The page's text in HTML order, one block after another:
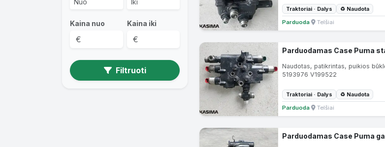
Kaina nuo Kaina iki
Filtruoti
Traktoriai · Dalys
♻ Naudota
Parduoda· Telšiai
Parduodamas Case Puma
Naudotas, patikrintas, puikios
5193976 V199522
Traktoriai · Dalys
♻ Naudota
Parduoda· Telšiai
Parduodamas Case Puma